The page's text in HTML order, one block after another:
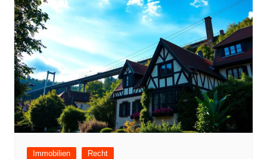
Immobilien Recht